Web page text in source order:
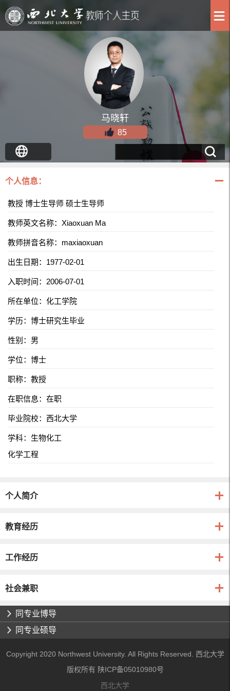
马晓轩
85
个人信息：
教授 博士生导师 硕士生导师
教师英文名称：Xiaoxuan Ma
教师拼音名称：maxiaoxuan
出生日期：1977-02-01
入职时间：2006-07-01
所在单位：化工学院
学历：博士研究生毕业
性别：男
学位：博士
职称：教授
在职信息：在职
毕业院校：西北大学
学科：生物化工
化学工程
个人简介
教育经历
工作经历
社会兼职
同专业博导
同专业硕导
Copyright 2020 Northwest University. All Rights Reserved. 西北大学
版权所有 陕ICP备05010980号
西北大学